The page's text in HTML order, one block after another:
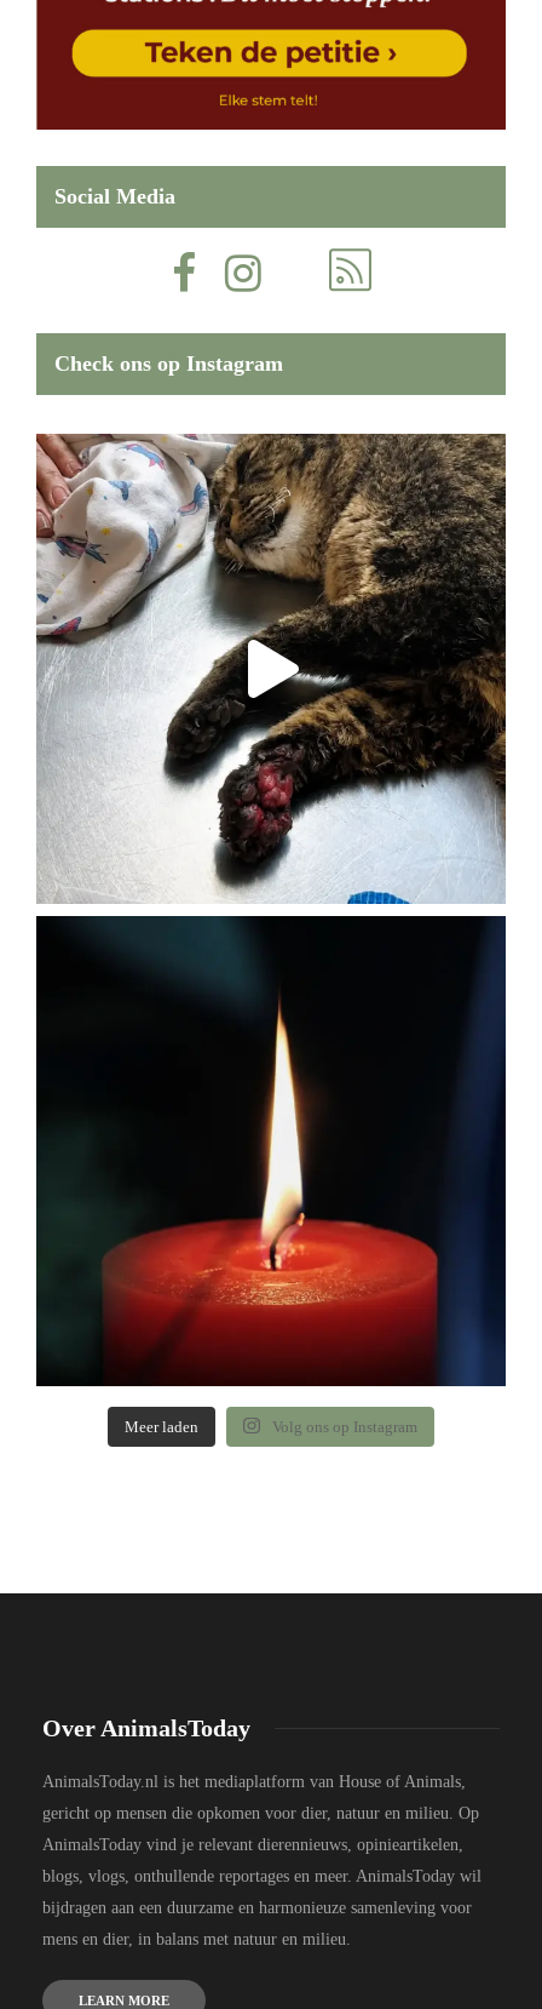
Social Media
Check ons op Instagram
Meer laden Volg ons op Instagram
Over AnimalsToday
AnimalsToday.nl is het mediaplatform van House of Animals,
gericht op mensen die opkomen voor dier, natuur en milieu. Op
AnimalsToday vind je relevant dierennieuws, opinieartikelen,
blogs, vlogs, onthullende reportages en meer. AnimalsToday wil
bijdragen aan een duurzame en harmonieuze samenleving voor
mens en dier, in balans met natuur en milieu.
LEARN MORE